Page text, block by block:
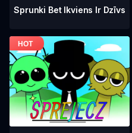
Sprunki Bet Ikviens Ir Dzīvs